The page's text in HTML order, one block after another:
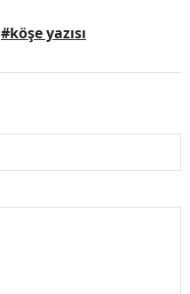
#köşe yazısı